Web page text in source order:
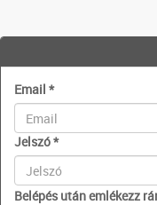
Email *
Jelszó*
Belépés után emlékezz